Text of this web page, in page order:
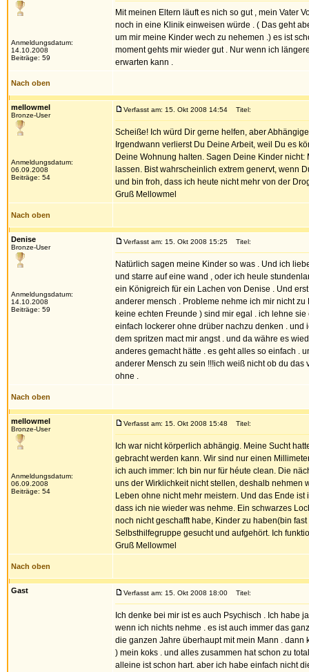
Anmeldungsdatum:
14.10.2008
Beiträge: 59
Mit meinen Eltern läuft es nich so gut , mein Vater
noch in eine Klinik einweisen würde . ( Das geht
um mir meine Kinder wech zu nehemen .) es ist
moment gehts mir wieder gut . Nur wenn ich
erwarten kann .
Nach oben
mellowmel
Bronze-User
Anmeldungsdatum:
06.09.2008
Beiträge: 54
Verfasst am: 15. Okt 2008 14:54 Titel:
Scheiße! Ich würd Dir gerne helfen, aber
Irgendwann verlierst Du Deine Arbeit, weil Du es
Deine Wohnung halten. Sagen Deine Kinder
lassen. Bist wahrscheinlich extrem genervt, wenn
und bin froh, dass ich heute nicht mehr von der
Gruß Mellowmel
Nach oben
Denise
Bronze-User
Anmeldungsdatum:
14.10.2008
Beiträge: 59
Verfasst am: 15. Okt 2008 15:25 Titel:
Natürlich sagen meine Kinder so was . Und ich
und starre auf eine wand , oder ich heule
ein Königreich für ein Lachen von Denise . Und
anderer mensch . Probleme nehme ich mir nicht
keine echten Freunde ) sind mir egal . ich lehne
einfach lockerer ohne drüber nachzu denken .
dem spritzen mact mir angst . und da währe es
anderes gemacht hätte . es geht alles so einfach .
anderer Mensch zu sein !!!ich weiß nicht ob du
ohne .
Nach oben
mellowmel
Bronze-User
Anmeldungsdatum:
06.09.2008
Beiträge: 54
Verfasst am: 15. Okt 2008 15:48 Titel:
Ich war nicht körperlich abhängig. Meine Sucht
gebracht werden kann. Wir sind nur einen
ich auch immer: Ich bin nur für héute clean. Die
uns der Wirklichkeit nicht stellen, deshalb nehmen
Leben ohne nicht mehr meistern. Und das Ende
dass ich nie wieder was nehme. Ein schwarzes
noch nicht geschafft habe, Kinder zu haben(bin
Selbsthilfegruppe gesucht und aufgehört. Ich
Gruß Mellowmel
Nach oben
Gast Verfasst am: 15. Okt 2008 18:00 Titel:
Ich denke bei mir ist es auch Psychisch . Ich habe
wenn ich nichts nehme . es ist auch immer das
die ganzen Jahre überhaupt mit mein Mann . dann
) mein koks . und alles zusammen hat schon zu
alleine ist schon hart. aber ich habe einfach nicht